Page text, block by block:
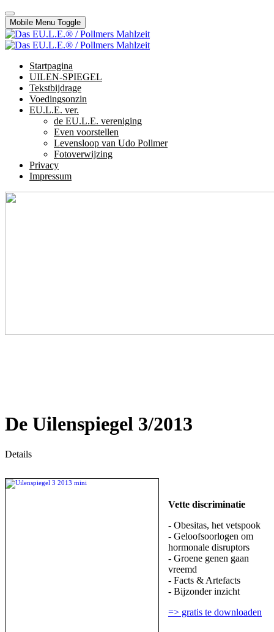
Mobile Menu Toggle
Startpagina
UILEN-SPIEGEL
Tekstbijdrage
Voedingsonzin
EU.L.E. ver.
de EU.L.E. vereniging
Even voorstellen
Levensloop van Udo Pollmer
Fotoverwijzing
Privacy
Impressum
De Uilenspiegel 3/2013
Details
Vette discriminatie
- Obesitas, het vetspook
- Geloofsoorlogen om
hormonale disruptors
- Groene genen gaan
vreemd
- Facts & Artefacts
- Bijzonder inzicht
=> gratis te downloaden